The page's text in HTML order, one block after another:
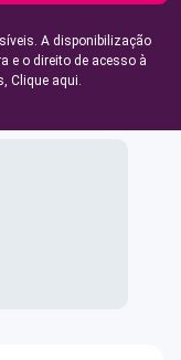
A disponibilização
e o direito de acesso à
Clique aqui.